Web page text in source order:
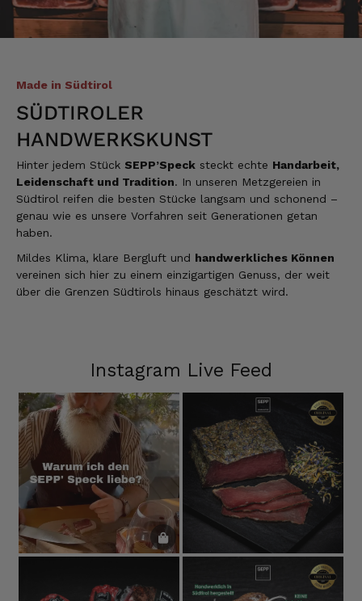
Made in Südtirol
SÜDTIROLER
HANDWERKSKUNST
Hinter jedem Stück SEPP’Speck steckt echte Handarbeit,
Leidenschaft und Tradition. In unseren Metzgereien in
Südtirol reifen die besten Stücke langsam und schonend –
genau wie es unsere Vorfahren seit Generationen getan
haben.
Mildes Klima, klare Bergluft und handwerkliches Können
vereinen sich hier zu einem einzigartigen Genuss, der weit
über die Grenzen Südtirols hinaus geschätzt wird.
Instagram Live Feed